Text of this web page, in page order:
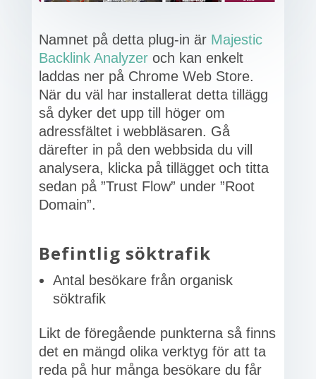
Namnet på detta plug-in är Majestic
Backlink Analyzeroch kan enkelt
laddas ner på Chrome Web Store.
När du väl har installerat detta tillägg
så dyker det upp till höger om
adressfältet i webbläsaren. Gå
därefter in på den webbsida du vill
analysera, klicka på tillägget och titta
sedan på ”Trust Flow” under ”Root
Domain”.
Befintlig söktrafik
Antal besökare från organisk
söktrafik
Likt de föregående punkterna så finns
det en mängd olika verktyg för att ta
reda på hur många besökare du får